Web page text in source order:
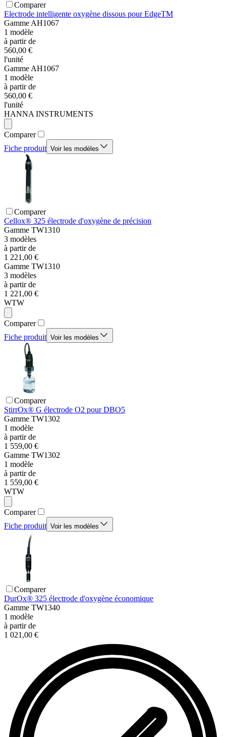
Comparer
Electrode intelligente oxygène dissous pour EdgeTM
Gamme AH1067
1 modèle
à partir de
560,00 €
l'unité
Gamme AH1067
1 modèle
à partir de
560,00 €
l'unité
HANNA INSTRUMENTS
Comparer
Fiche produit Voir les modèles
Comparer
Cellox® 325 électrode d'oxygène de précision
Gamme TW1310
3 modèles
à partir de
1 221,00 €
Gamme TW1310
3 modèles
à partir de
1 221,00 €
WTW
Comparer
Fiche produit Voir les modèles
Comparer
StirrOx® G électrode O2 pour DBO5
Gamme TW1302
1 modèle
à partir de
1 559,00 €
Gamme TW1302
1 modèle
à partir de
1 559,00 €
WTW
Comparer
Fiche produit Voir les modèles
Comparer
DurOx® 325 électrode d'oxygène économique
Gamme TW1340
1 modèle
à partir de
1 021,00 €